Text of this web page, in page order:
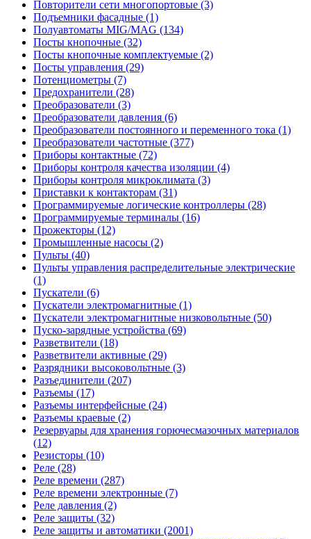
Повторители сети многопортовые (3)
Подъемники фасадные (1)
Полуавтоматы MIG/MAG (134)
Посты кнопочные (32)
Посты кнопочные комплектуемые (2)
Посты управления (29)
Потенциометры (7)
Предохранители (28)
Преобразователи (3)
Преобразователи давления (6)
Преобразователи постоянного и переменного тока (1)
Преобразователи частотные (377)
Приборы контактные (72)
Приборы контроля качества изоляции (4)
Приборы контроля микроклимата (3)
Приставки к контакторам (31)
Программируемые логические контроллеры (28)
Программируемые терминалы (16)
Прожекторы (12)
Промышленные насосы (2)
Пульты (40)
Пульты управления распределительные электрические
(1)
Пускатели (6)
Пускатели электромагнитные (1)
Пускатели электромагнитные низковольтные (50)
Пуско-зарядные устройства (69)
Разветвители (18)
Разветвители активные (29)
Разрядники высоковольтные (3)
Разъединители (207)
Разъемы (17)
Разъемы интерфейсные (24)
Разъемы краевые (2)
Резервуары для хранения горючесмазочных материалов
(12)
Резисторы (10)
Реле (28)
Реле времени (287)
Реле времени электронные (7)
Реле давления (2)
Реле защиты (32)
Реле защиты и автоматики (2001)